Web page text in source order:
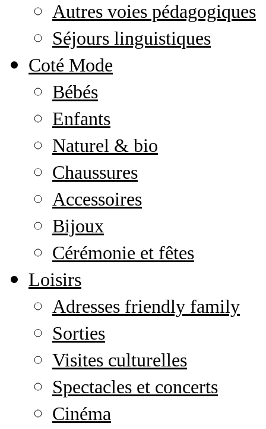
Autres voies pédagogiques
Séjours linguistiques
Coté Mode
Bébés
Enfants
Naturel & bio
Chaussures
Accessoires
Bijoux
Cérémonie et fêtes
Loisirs
Adresses friendly family
Sorties
Visites culturelles
Spectacles et concerts
Cinéma